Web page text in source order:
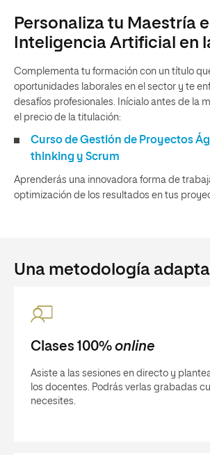
Personaliza tu Maestría
Inteligencia Artificial en
Complementa tu formación con un título
oportunidades laborales en el sector y te
desafíos profesionales. Inícialo antes de la
el precio de la titulación:
Curso de Gestión de Proyectos
thinking y Scrum
Aprenderás una innovadora forma de
optimización de los resultados en tus
Una metodología
Clases 100% online
Asiste a las sesiones en directo y
los docentes. Podrás verlas grabadas
necesites.